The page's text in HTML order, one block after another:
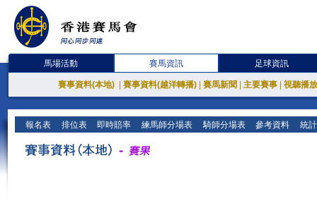
馬場活動 賽馬資訊 足球資訊
賽事資料(本地) 賽事資料(越洋轉播) 賽馬新聞 主要賽事 視聽播
報名表 排位表 即時賠率 練馬師分場表 騎師分場表 參考資料 統